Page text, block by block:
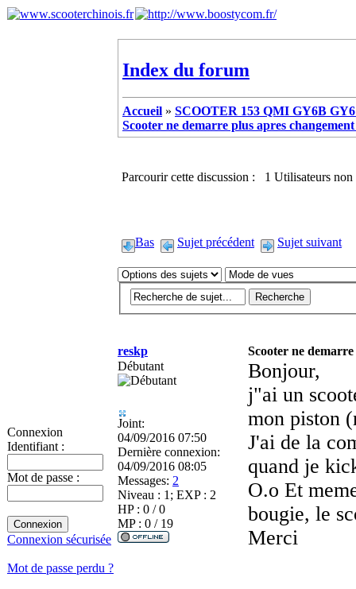
Connexion
Identifiant :
Mot de passe :
Connexion sécurisée
Mot de passe perdu ?
Index du forum
Accueil » SCOOTER 153 QMI GY6B
Scooter ne demarre plus apres
Parcourir cette discussion : 1 Utilisateurs non
Bas Sujet précédent Sujet suivant
reskp
Scooter ne
Débutant
Joint:
04/09/2016 07:50
Dernière connexion:
04/09/2016 08:05
Messages: 2
Niveau : 1; EXP : 2
HP : 0 / 0
MP : 0 / 19
Bonjour,
j"ai un
mon piston
J'ai de la
quand je
O.o Et
bougie, le
Merci